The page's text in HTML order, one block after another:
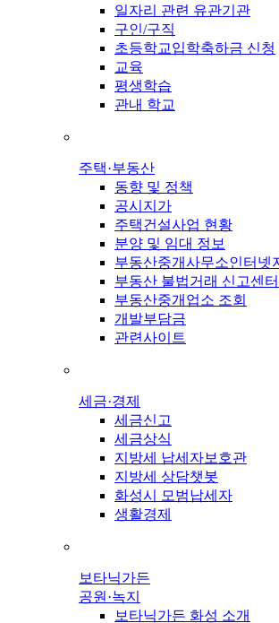
일자리 관련 유관기관
구인/구직
초등학교입학축하금 신청
교육
평생학습
관내 학교
주택·부동산
동향 및 정책
공시지가
주택건설사업 현황
분양 및 임대 정보
부동산중개사무소인터넷
부동산 불법거래 신고센터
부동산중개업소 조회
개발부담금
관련사이트
세금·경제
세금신고
세금상식
지방세 납세자보호관
지방세 상담챗봇
화성시 모범납세자
생활경제
보타닉가든
공원·녹지
보타닉가든 화성 소개